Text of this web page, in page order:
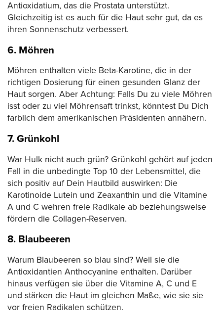
Antioxidatium, das die Prostata unterstützt.
Gleichzeitig ist es auch für die Haut sehr gut, da es
ihren Sonnenschutz verbessert.
6. Möhren
Möhren enthalten viele Beta-Karotine, die in der
richtigen Dosierung für einen gesunden Glanz der
Haut sorgen. Aber Achtung: Falls Du zu viele Möhren
isst oder zu viel Möhrensaft trinkst, könntest Du Dich
farblich dem amerikanischen Präsidenten annähern.
7. Grünkohl
War Hulk nicht auch grün? Grünkohl gehört auf jeden
Fall in die unbedingte Top 10 der Lebensmittel, die
sich positiv auf Dein Hautbild auswirken: Die
Karotinoide Lutein und Zeaxanthin und die Vitamine
A und C wehren freie Radikale ab beziehungsweise
fördern die Collagen-Reserven.
8. Blaubeeren
Warum Blaubeeren so blau sind? Weil sie die
Antioxidantien Anthocyanine enthalten. Darüber
hinaus verfügen sie über die Vitamine A, C und E
und stärken die Haut im gleichen Maße, wie sie sie
vor freien Radikalen schützen.